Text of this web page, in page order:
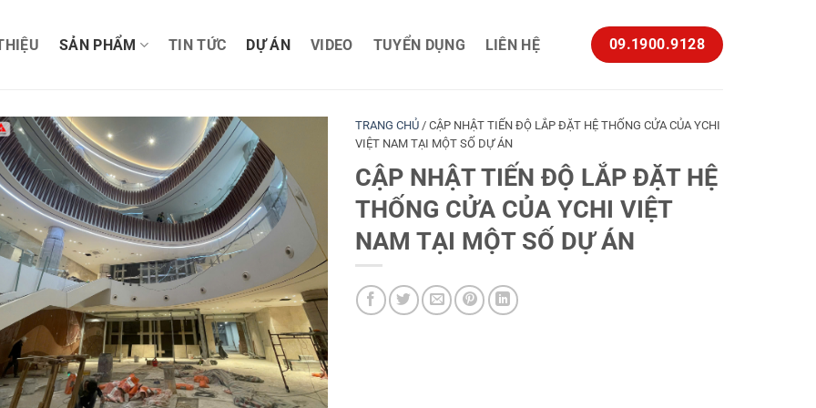
SẢN PHẨM TIN TỨC DỰ ÁN VIDEO TUYỂN DỤNG LIÊN HỆ 09.1900.9128
TRANG CHỦ/ CẬP NHẬT TIẾN ĐỘ LẮP ĐẶT HỆ THỐNG CỬA CỦA YCHI
VIỆT NAM TẠI MỘT SỐ DỰ ÁN
CẬP NHẬT TIẾN ĐỘ LẮP ĐẶT HỆ
THỐNG CỬA CỦA YCHI VIỆT
NAM TẠI MỘT SỐ DỰ ÁN